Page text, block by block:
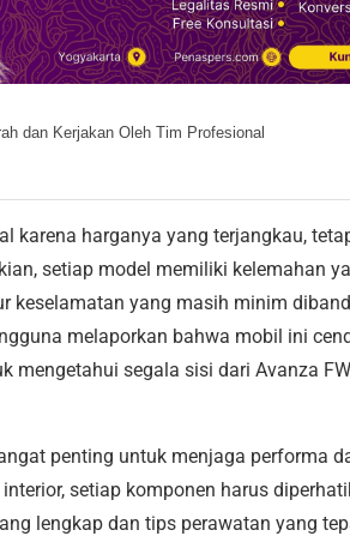
dan Kerjakan Oleh Tim Profesional
karena harganya yang terjangkau,
setiap model memiliki kelemahan
keselamatan yang masih minim
melaporkan bahwa mobil ini
mengetahui segala sisi dari Avanza
penting untuk menjaga performa
setiap komponen harus
lengkap dan tips perawatan yang